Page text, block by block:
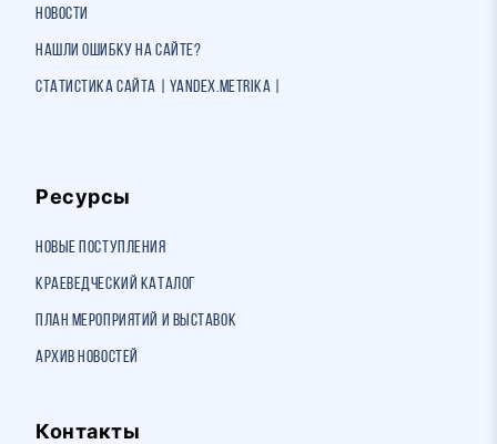
Новости
Нашли ошибку на сайте?
Статистика сайта | Yandex.Metrika |
Ресурсы
Новые поступления
Краеведческий каталог
План мероприятий и выставок
Архив новостей
Контакты